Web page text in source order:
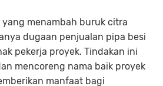
menambah buruk citra
dugaan penjualan pipa besi
pekerja proyek. Tindakan ini
mencoreng nama baik proyek
manfaat bagi